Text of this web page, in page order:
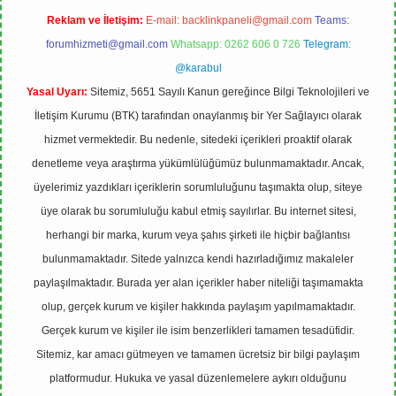
Reklam ve İletişim: E-mail: backlinkpaneli@gmail.com Teams:
forumhizmeti@gmail.com Whatsapp: 0262 606 0 726 Telegram:
@karabul
Yasal Uyarı: Sitemiz, 5651 Sayılı Kanun gereğince Bilgi Teknolojileri ve
İletişim Kurumu (BTK) tarafından onaylanmış bir Yer Sağlayıcı olarak
hizmet vermektedir. Bu nedenle, sitedeki içerikleri proaktif olarak
denetleme veya araştırma yükümlülüğümüz bulunmamaktadır. Ancak,
üyelerimiz yazdıkları içeriklerin sorumluluğunu taşımakta olup, siteye
üye olarak bu sorumluluğu kabul etmiş sayılırlar. Bu internet sitesi,
herhangi bir marka, kurum veya şahıs şirketi ile hiçbir bağlantısı
bulunmamaktadır. Sitede yalnızca kendi hazırladığımız makaleler
paylaşılmaktadır. Burada yer alan içerikler haber niteliği taşımamakta
olup, gerçek kurum ve kişiler hakkında paylaşım yapılmamaktadır.
Gerçek kurum ve kişiler ile isim benzerlikleri tamamen tesadüfidir.
Sitemiz, kar amacı gütmeyen ve tamamen ücretsiz bir bilgi paylaşım
platformudur. Hukuka ve yasal düzenlemelere aykırı olduğunu